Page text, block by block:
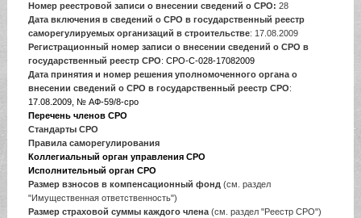
Номер реестровой записи о внесении сведений о СРО: 28
Дата включения в сведений о СРО в государственный реестр
саморегулируемых организаций в строительстве: 17.08.2009
Регистрационный номер записи о внесении сведений о СРО в
государственный реестр СРО: СРО-С-028-17082009
Дата принятия и номер решения уполномоченного органа о
внесении сведений о СРО в государственный реестр СРО:
17.08.2009, № АФ-59/8-сро
Перечень членов СРО
Стандарты СРО
Правила саморегулирования
Коллегиальный орган управления СРО
Исполнительный орган СРО
Размер взносов в компенсационный фонд (см. раздел
"Имущественная ответственность")
Размер страховой суммы каждого члена(см. раздел "Реестр СРО")